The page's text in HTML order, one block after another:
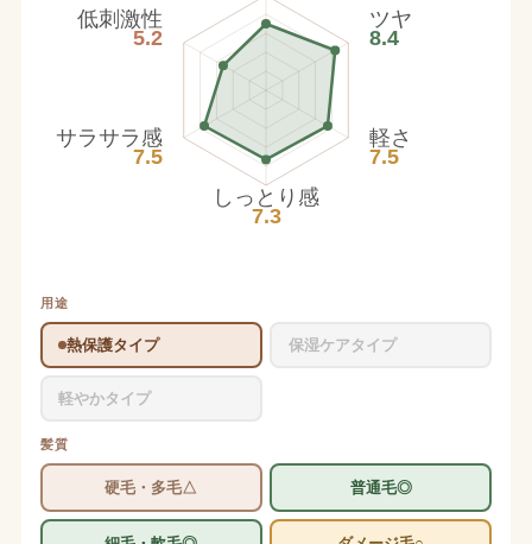
ツヤ
8.4
軽さ
7.5
しっとり感
7.3
サラサラ感
7.5
低刺激性
5.2
用途
熱保護タイプ 保湿ケアタイプ
軽やかタイプ
髪質
硬毛・多毛△ 普通毛◎